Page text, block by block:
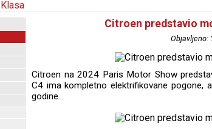
Citroen predstavio
Objavljeno:
Citroen na 2024 Paris Motor Show
C4 ima kompletno elektrifikovane pogone,
godine...